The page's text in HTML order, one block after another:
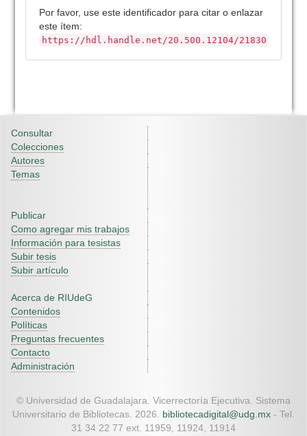
Por favor, use este identificador para citar o enlazar
este ítem:
https://hdl.handle.net/20.500.12104/21830
Consultar
Colecciones
Autores
Temas
Publicar
Como agregar mis trabajos
Información para tesistas
Subir tesis
Subir artículo
Acerca de RIUdeG
Contenidos
Políticas
Preguntas frecuentes
Contacto
Administración
© Universidad de Guadalajara. Vicerrectoría Ejecutiva. Sistema
Universitario de Bibliotecas. 2026. bibliotecadigital@udg.mx - Tel.
31 34 22 77 ext. 11959, 11924, 11914